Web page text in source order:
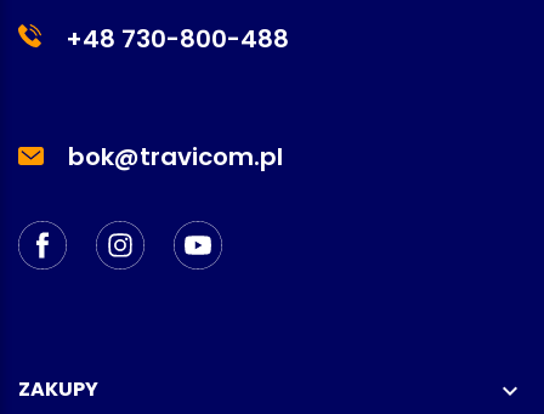
+48 730-800-488
bok@travicom.pl
ZAKUPY 